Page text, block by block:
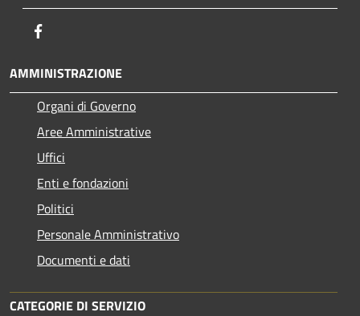
AMMINISTRAZIONE
Organi di Governo
Aree Amministrative
Uffici
Enti e fondazioni
Politici
Personale Amministrativo
Documenti e dati
CATEGORIE DI SERVIZIO